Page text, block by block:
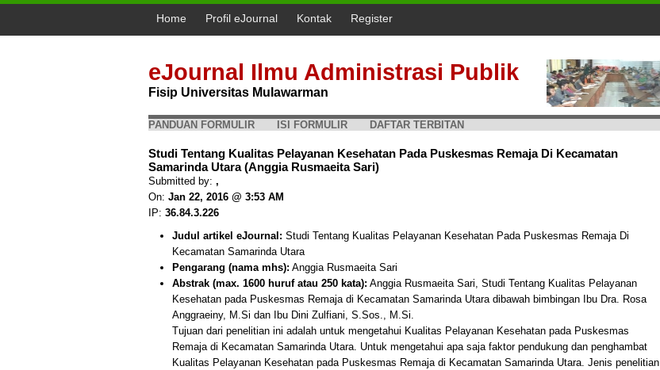
Home Profil eJournal Kontak Register
eJournal Ilmu Administrasi Publik
Fisip Universitas Mulawarman
PANDUAN FORMULIR ISI FORMULIR DAFTAR TERBITAN
Studi Tentang Kualitas Pelayanan Kesehatan Pada Puskesmas Remaja Di Kecamatan
Samarinda Utara (Anggia Rusmaeita Sari)
Submitted by: ,
On: Jan 22, 2016 @ 3:53 AM
IP: 36.84.3.226
Judul artikel eJournal: Studi Tentang Kualitas Pelayanan Kesehatan Pada Puskesmas Remaja Di
Kecamatan Samarinda Utara
Pengarang (nama mhs): Anggia Rusmaeita Sari
Abstrak (max. 1600 huruf atau 250 kata): Anggia Rusmaeita Sari, Studi Tentang Kualitas Pelayanan
Kesehatan pada Puskesmas Remaja di Kecamatan Samarinda Utara dibawah bimbingan Ibu Dra. Rosa
Anggraeiny, M.Si dan Ibu Dini Zulfiani, S.Sos., M.Si.
Tujuan dari penelitian ini adalah untuk mengetahui Kualitas Pelayanan Kesehatan pada Puskesmas
Remaja di Kecamatan Samarinda Utara. Untuk mengetahui apa saja faktor pendukung dan penghambat
Kualitas Pelayanan Kesehatan pada Puskesmas Remaja di Kecamatan Samarinda Utara. Jenis penelitian